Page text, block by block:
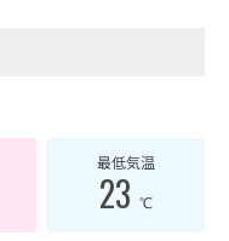
最低気温
23 ℃